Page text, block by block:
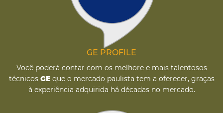
GE PROFILE
Você poderá contar com os melhore e mais talentosos
técnicos GEque o mercado paulista tem a oferecer, graças
à experiência adquirida há décadas no mercado.